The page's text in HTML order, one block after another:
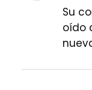
Su
oído